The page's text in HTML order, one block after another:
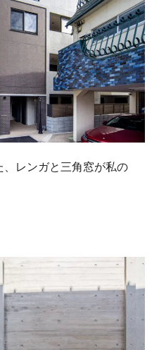
、レンガと三角窓が私の